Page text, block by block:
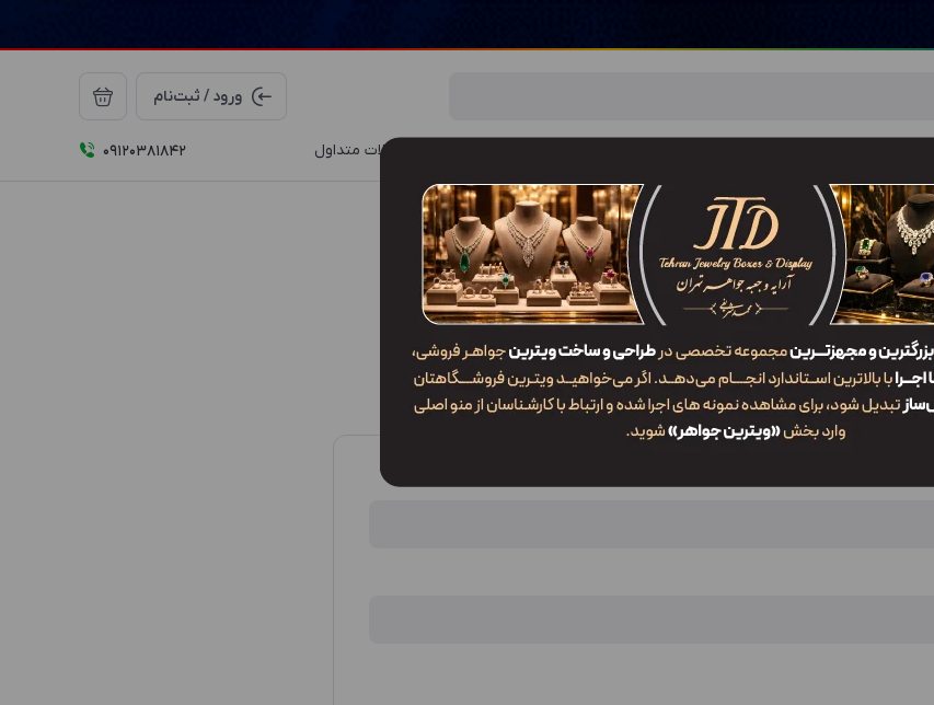
ورود / ثبت‌نام
سوالات متداول 09120381842
نمونه ویترین طلاوجواهر فروشی | طراحی انواع دکوراسیون طلافروشی / درخواست تماس
درخواست تماس
مشاوره و اطلاعات بیشتر، لطفاً نام و شماره موبایل خود را وارد کنید.
ما در کوتاه‌ترین زمان ممکن با شما تماس خواهند گرفت.